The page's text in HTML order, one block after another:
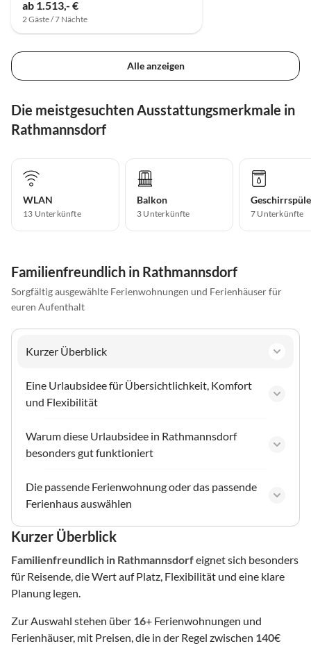
ab 1.513,- €
2 Gäste / 7 Nächte
Alle anzeigen
Die meistgesuchten Ausstattungsmerkmale in
Rathmannsdorf
WLAN
13 Unterkünfte
Balkon
3 Unterkünfte 7 Unterkünfte
Familienfreundlich in Rathmannsdorf
Sorgfältig ausgewählte Ferienwohnungen und Ferienhäuser für
euren Aufenthalt
Kurzer Überblick
Eine Urlaubsidee für Übersichtlichkeit, Komfort
und Flexibilität
Warum diese Urlaubsidee in Rathmannsdorf
besonders gut funktioniert
Die passende Ferienwohnung oder das passende
Ferienhaus auswählen
Kurzer Überblick
Familienfreundlich in Rathmannsdorfeignet sich besonders
für Reisende, die Wert auf Platz, Flexibilität und eine klare
Planung legen.
Zur Auswahl stehen über 16+ Ferienwohnungen und
Ferienhäuser, mit Preisen, die in der Regel zwischen 140€